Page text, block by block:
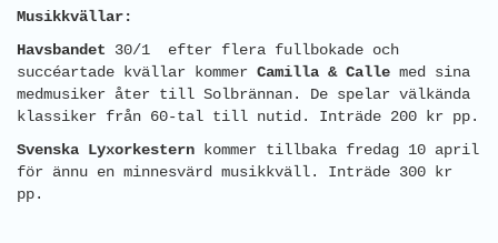
Musikkvällar:
Havsbandet 30/1 efter flera fullbokade och
succéartade kvällar kommer Camilla & Calle med sina
medmusiker åter till Solbrännan. De spelar välkända
klassiker från 60-tal till nutid. Inträde 200 kr pp.
Svenska Lyxorkestern kommer tillbaka fredag 10 april
för ännu en minnesvärd musikkväll. Inträde 300 kr
pp.